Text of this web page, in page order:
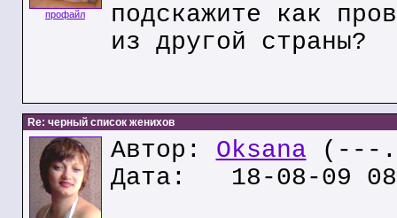
профайл
подскажите как
из другой страны?
Re: черный список женихов
Автор: Oksana (---
Дата: 18-08-09